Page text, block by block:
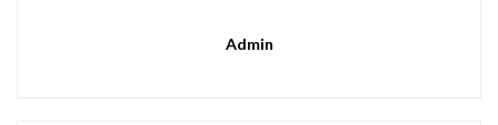
Admin